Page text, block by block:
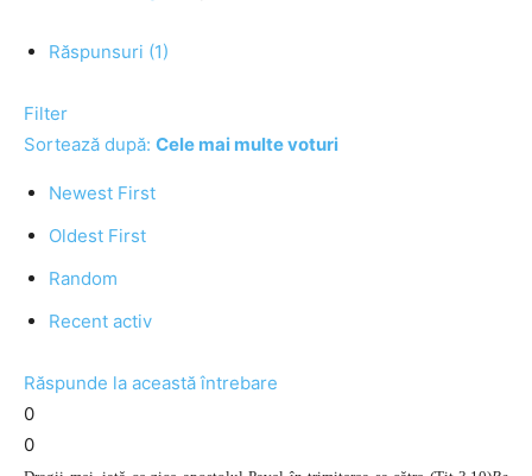
Răspunsuri (1)
Filter
Sortează după: Cele mai multe voturi
Newest First
Oldest First
Random
Recent activ
Răspunde la această întrebare
0
0